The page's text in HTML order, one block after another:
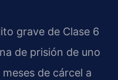
grave de Clase 6
de prisión de uno
de cárcel a